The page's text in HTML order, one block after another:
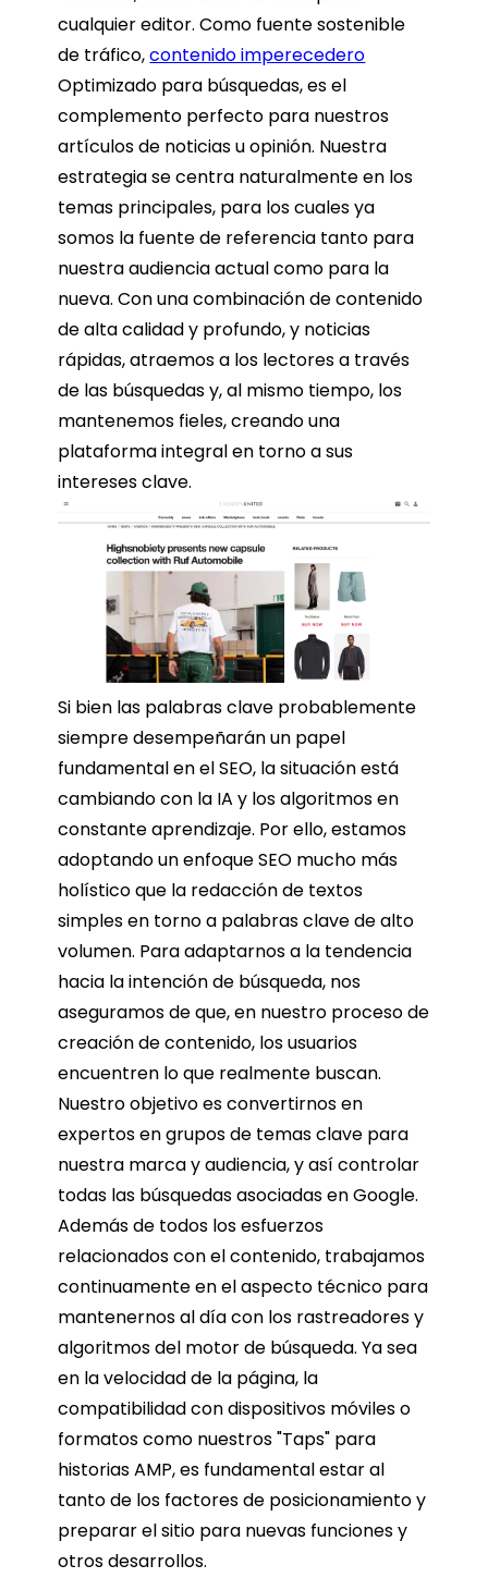
cualquier editor. Como fuente sostenible
de tráfico,contenido imperecedero
Optimizado para búsquedas, es el
complemento perfecto para nuestros
artículos de noticias u opinión. Nuestra
estrategia se centra naturalmente en los
temas principales, para los cuales ya
somos la fuente de referencia tanto para
nuestra audiencia actual como para la
nueva. Con una combinación de contenido
de alta calidad y profundo, y noticias
rápidas, atraemos a los lectores a través
de las búsquedas y, al mismo tiempo, los
mantenemos fieles, creando una
plataforma integral en torno a sus
intereses clave.
Si bien las palabras clave probablemente
siempre desempeñarán un papel
fundamental en el SEO, la situación está
cambiando con la IA y los algoritmos en
constante aprendizaje. Por ello, estamos
adoptando un enfoque SEO mucho más
holístico que la redacción de textos
simples en torno a palabras clave de alto
volumen. Para adaptarnos a la tendencia
hacia la intención de búsqueda, nos
aseguramos de que, en nuestro proceso de
creación de contenido, los usuarios
encuentren lo que realmente buscan.
Nuestro objetivo es convertirnos en
expertos en grupos de temas clave para
nuestra marca y audiencia, y así controlar
todas las búsquedas asociadas en Google.
Además de todos los esfuerzos
relacionados con el contenido, trabajamos
continuamente en el aspecto técnico para
mantenernos al día con los rastreadores y
algoritmos del motor de búsqueda. Ya sea
en la velocidad de la página, la
compatibilidad con dispositivos móviles o
formatos como nuestros "Taps" para
historias AMP, es fundamental estar al
tanto de los factores de posicionamiento y
preparar el sitio para nuevas funciones y
otros desarrollos.